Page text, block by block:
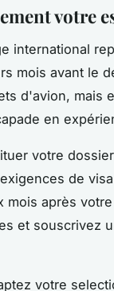
votre
international
mois avant le
d'avion, mais
en
votre
de
mois après
et souscrivez
votre